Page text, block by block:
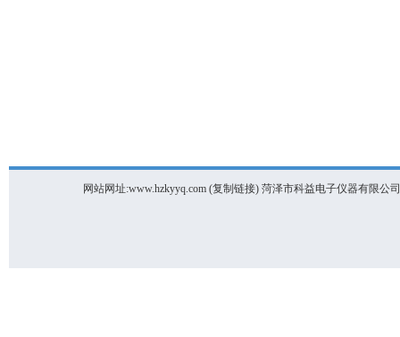
网站网址:www.hzkyyq.com (复制链接) 菏泽市科益电子仪器有限公